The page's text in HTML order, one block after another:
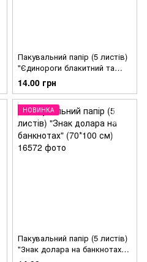
Пакувальний папір (5 листів)
"Єдинороги блакитний та
рожевий" (70*100 см)
14.00 грн
НОВИНКА
Пакувальний папір (5 листів)
"Знак долара на банкнотах"